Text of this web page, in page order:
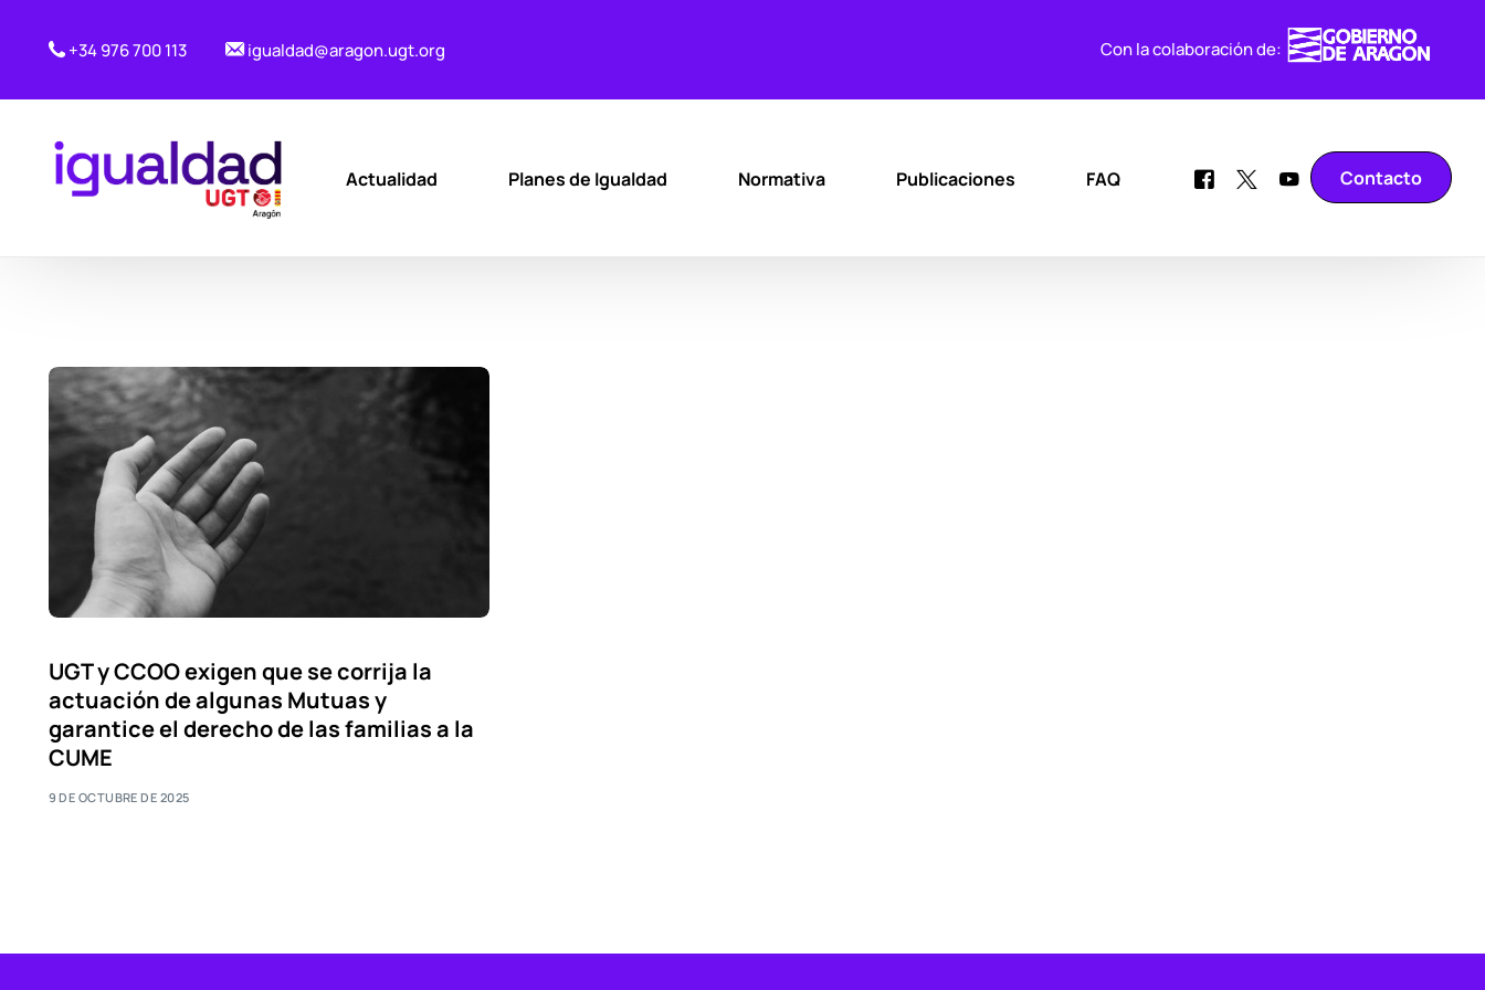
+34 976 700 113 igualdad@aragon.ugt.org Con la colaboración de:
Actualidad Planes de Igualdad Normativa Publicaciones FAQ Contacto
UGT y CCOO exigen que se corrija la
actuación de algunas Mutuas y
garantice el derecho de las familias a la
CUME
9 DE OCTUBRE DE 2025